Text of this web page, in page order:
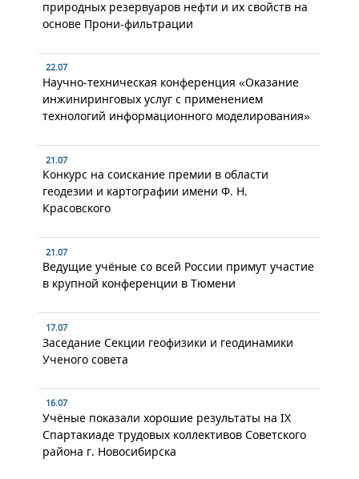
природных резервуаров нефти и их свойств на
основе Прони-фильтрации
22.07
Научно-техническая конференция «Оказание
инжиниринговых услуг с применением
технологий информационного моделирования»
21.07
Конкурс на соискание премии в области
геодезии и картографии имени Ф. Н.
Красовского
21.07
Ведущие учёные со всей России примут участие
в крупной конференции в Тюмени
17.07
Заседание Секции геофизики и геодинамики
Ученого совета
16.07
Учёные показали хорошие результаты на IX
Спартакиаде трудовых коллективов Советского
района г. Новосибирска